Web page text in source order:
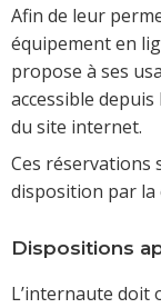
Afin de leur
équipement en
propose à ses
accessible
du site internet.
Ces réservations
disposition par la
Dispositions
L’internaute doit